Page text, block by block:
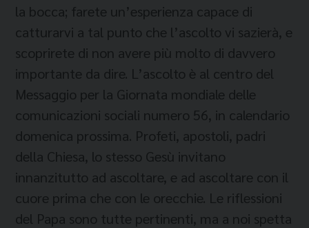
la bocca; farete un’esperienza capace di
catturarvi a tal punto che l’ascolto vi sazierà, e
scoprirete di non avere più molto di davvero
importante da dire. L’ascolto è al centro del
Messaggio per la Giornata mondiale delle
comunicazioni sociali numero 56, in calendario
domenica prossima. Profeti, apostoli, padri
della Chiesa, lo stesso Gesù invitano
innanzitutto ad ascoltare, e ad ascoltare con il
cuore prima che con le orecchie. Le riflessioni
del Papa sono tutte pertinenti, ma a noi spetta